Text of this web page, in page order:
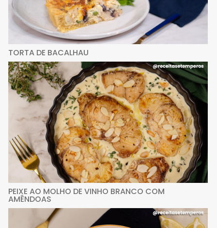
TORTA DE BACALHAU
PEIXE AO MOLHO DE VINHO BRANCO COM
AMÊNDOAS